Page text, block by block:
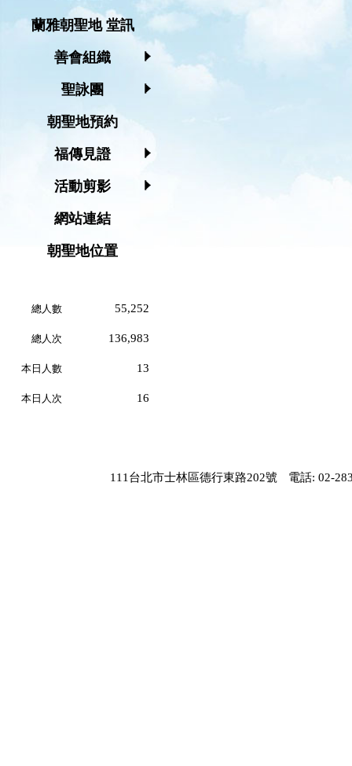
蘭雅朝聖地 堂訊
善會組織
聖詠團
朝聖地預約
福傳見證
活動剪影
網站連結
朝聖地位置
總人數 55,252
總人次 136,983
本日人數 13
本日人次 16
111台北市士林區德行東路202號 電話: 02-